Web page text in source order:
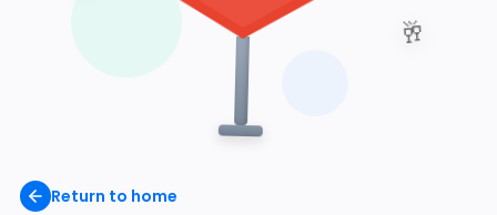
Return to home
🥂